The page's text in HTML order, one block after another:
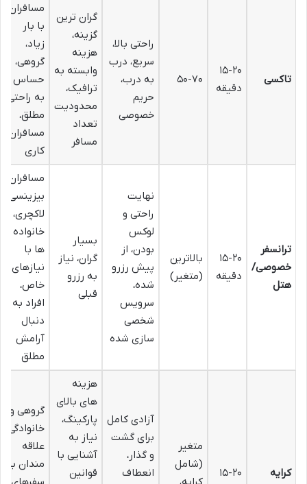
تاکسی
۱۵-۲۰
دقیقه
۵۰-۷۰
راحتی بالا،
سریع، درب
به درب،
حریم
خصوصی
گران ترین
گزینه،
هزینه
وابسته به
ترافیک،
محدودیت
تعداد
مسافر
مسافران
با بار
زیاد،
گروهی،
حساس
به راحتی
مطلق،
مسافران
کاری
ترانسفر
خصوصی/
هتل
۱۵-۲۰
دقیقه
بالاترین
(متغیر)
نهایت
راحتی و
لوکس
بودن، از
پیش رزرو
شده،
سرویس
شخصی
سازی شده
بسیار
گران، نیاز
به رزرو
قبلی
مسافران
بیزینسی،
لاکچری،
خانواده
ها با
نیازهای
خاص،
افراد به
دنبال
آرامش
مطلق
کرایه
۱۵-۲۰
متغیر
(شامل
آزادی کامل
برای گشت
و گذار،
انعطاف
هزینه
های بالای
پارکینگ،
نیاز به
آشنایی با
قوانین
گروهی و
خانوادگی،
علاقه
مندان به